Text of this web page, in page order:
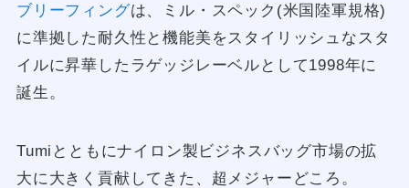
ブリーフィングは、ミル・スペック(米国陸軍規格)
に準拠した耐久性と機能美をスタイリッシュなスタ
イルに昇華したラゲッジレーベルとして1998年に
誕生。
Tumiとともにナイロン製ビジネスバッグ市場の拡
大に大きく貢献してきた、超メジャーどころ。